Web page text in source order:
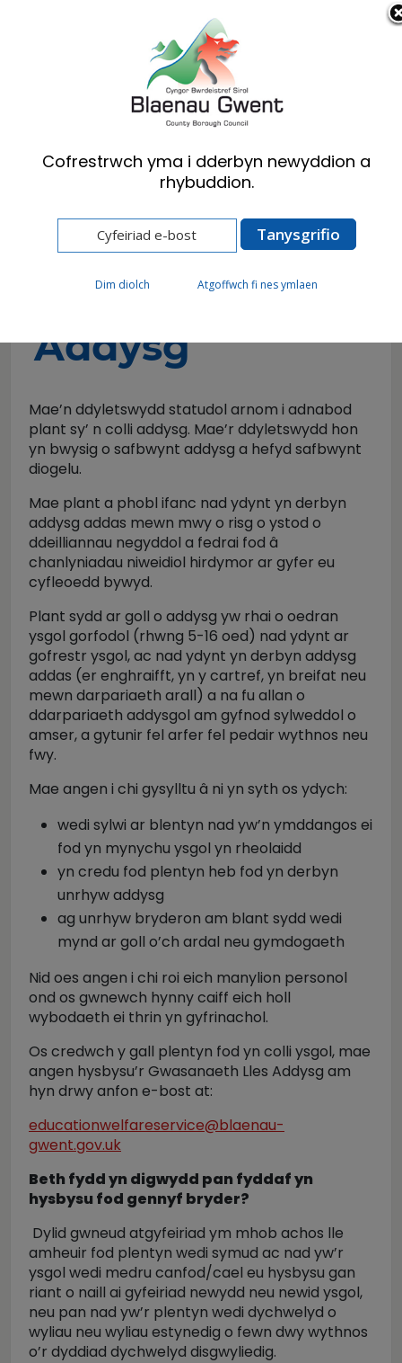
Cymraeg English
Preswylwyr
Ysgolion a Dysgu
Plant Sy’n Colli
Addysg
Mae’n ddyletswydd statudol arnom i adnabod
plant sy’ n colli addysg. Mae’r ddyletswydd hon
yn bwysig o safbwynt addysg a hefyd safbwynt
diogelu.
Mae plant a phobl ifanc nad ydynt yn derbyn
addysg addas mewn mwy o risg o ystod o
ddeilliannau negyddol a fedrai fod â
chanlyniadau niweidiol hirdymor ar gyfer eu
cyfleoedd bywyd.
Plant sydd ar goll o addysg yw rhai o oedran
ysgol gorfodol (rhwng 5-16 oed) nad ydynt ar
gofrestr ysgol, ac nad ydynt yn derbyn addysg
addas (er enghraifft, yn y cartref, yn breifat neu
mewn darpariaeth arall) a na fu allan o
ddarpariaeth addysgol am gyfnod sylweddol o
amser, a gytunir fel arfer fel pedair wythnos neu
fwy.
Mae angen i chi gysylltu â ni yn syth os ydych:
wedi sylwi ar blentyn nad yw’n ymddangos ei
fod yn mynychu ysgol yn rheolaidd
yn credu fod plentyn heb fod yn derbyn
unrhyw addysg
ag unrhyw bryderon am blant sydd wedi
mynd ar goll o’ch ardal neu gymdogaeth
Nid oes angen i chi roi eich manylion personol
ond os gwnewch hynny caiff eich holl
wybodaeth ei thrin yn gyfrinachol.
Os credwch y gall plentyn fod yn colli ysgol, mae
angen hysbysu’r Gwasanaeth Lles Addysg am
hyn drwy anfon e-bost at:
educationwelfareservice@blaenau-
gwent.gov.uk
Beth fydd yn digwydd pan fyddaf yn
hysbysu fod gennyf bryder?
Dylid gwneud atgyfeiriad ym mhob achos lle
amheuir fod plentyn wedi symud ac nad yw’r
ysgol wedi medru canfod/cael eu hysbysu gan
riant o naill ai gyfeiriad newydd neu newid ysgol,
neu pan nad yw’r plentyn wedi dychwelyd o
wyliau neu wyliau estynedig o fewn dwy wythnos
o’r dyddiad dychwelyd disgwyliedig.
Cofrestrwch yma i dderbyn newyddion a
rhybuddion.
Dim diolch Atgoffwch fi nes ymlaen